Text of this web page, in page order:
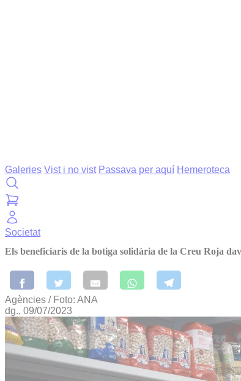
Galeries Vist i no vist Passava per aquí Hemeroteca
Societat
Els beneficiaris de la botiga solidària de la Creu Roja
Agències / Foto: ANA
dg., 09/07/2023